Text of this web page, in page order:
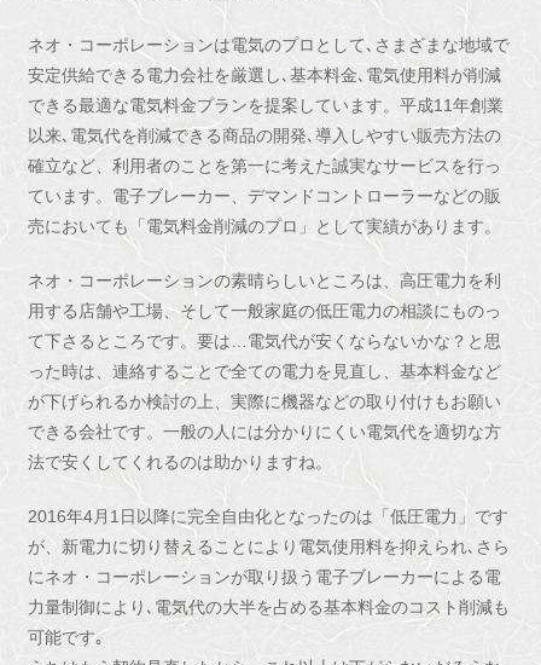
ネオ・コーポレーションは電気のプロとして､さまざまな地域で
安定供給できる電力会社を厳選し､基本料金､電気使用料が削減
できる最適な電気料金プランを提案しています。平成11年創業
以来､電気代を削減できる商品の開発､導入しやすい販売方法の
確立など、利用者のことを第一に考えた誠実なサービスを行っ
ています。電子ブレーカー、デマンドコントローラーなどの販
売においても「電気料金削減のプロ」として実績があります。
ネオ・コーポレーションの素晴らしいところは、高圧電力を利
用する店舗や工場、そして一般家庭の低圧電力の相談にものっ
て下さるところです。要は…電気代が安くならないかな？と思
った時は、連絡することで全ての電力を見直し、基本料金など
が下げられるか検討の上、実際に機器などの取り付けもお願い
できる会社です。一般の人には分かりにくい電気代を適切な方
法で安くしてくれるのは助かりますね。
2016年4月1日以降に完全自由化となったのは「低圧電力」です
が、新電力に切り替えることにより電気使用料を抑えられ､さら
にネオ・コーポレーションが取り扱う電子ブレーカーによる電
力量制御により､電気代の大半を占める基本料金のコスト削減も
可能です｡